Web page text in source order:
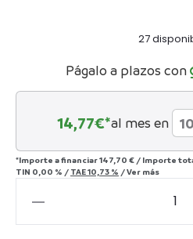
27
Págalo a plazos con
14,77€*al mes en
*Importe a financiar147,70 € / Importe
TIN 0,00 % / TAE10,73 % /Ver más